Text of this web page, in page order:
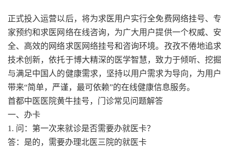
正式投入运营以后，将为求医用户实行全免费网络挂号、专
家预约和求医网络在线咨询，为广大用户提供一个权威、安
全、高效的网络求医网络挂号和咨询环境。孜孜不倦地追求
技术创新，依托于博大精深的医学智慧，致力于倾听、挖掘
与满足中国人的健康需求，坚持以用户需求为导向，为用户
带来“简单，严谨，最可依赖”的在线健康信息服务。
首都中医医院黄牛挂号，门诊常见问题解答
一、办卡
1. 问：第一次来就诊是否需要办就医卡？
答：是的，需要办理北医三院的就医卡